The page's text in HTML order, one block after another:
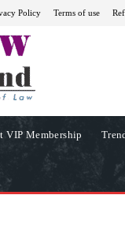
Policy Terms of use
VIP Membership